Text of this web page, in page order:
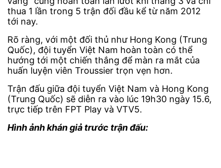
thua 1 lần trong 5 trận đối đầu kể từ năm 2012
tới nay.
Rõ ràng, với một đối thủ như Hong Kong (Trung
Quốc), đội tuyển Việt Nam hoàn toàn có thể
hướng tới một chiến thắng để màn ra mắt của
huấn luyện viên Troussier trọn vẹn hơn.
Trận đấu giữa đội tuyển Việt Nam và Hong Kong
(Trung Quốc) sẽ diễn ra vào lúc 19h30 ngày 15.6,
trực tiếp trên FPT Play và VTV5.
Hình ảnh khán giả trước trận đấu: